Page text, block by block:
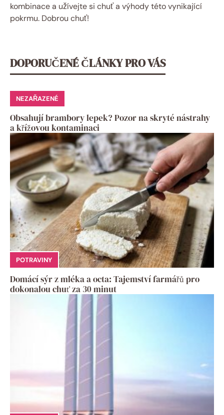
kombinace a užívejte si chuť a výhody této vynikající
pokrmu. Dobrou chuť!
DOPORUČENÉ ČLÁNKY PRO VÁS
NEZAŘAZENÉ
Obsahují brambory lepek? Pozor na skryté nástrahy
a křížovou kontaminaci
POTRAVINY
Domácí sýr z mléka a octa: Tajemství farmářů pro
dokonalou chuť za 30 minut